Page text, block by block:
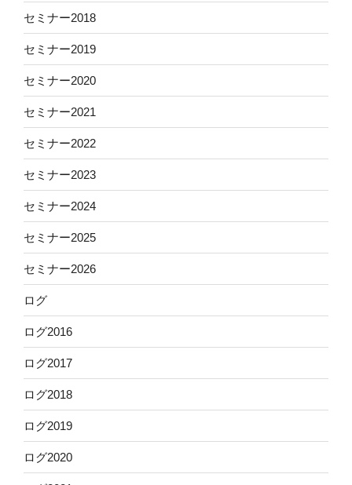
セミナー2018
セミナー2019
セミナー2020
セミナー2021
セミナー2022
セミナー2023
セミナー2024
セミナー2025
セミナー2026
ログ
ログ2016
ログ2017
ログ2018
ログ2019
ログ2020